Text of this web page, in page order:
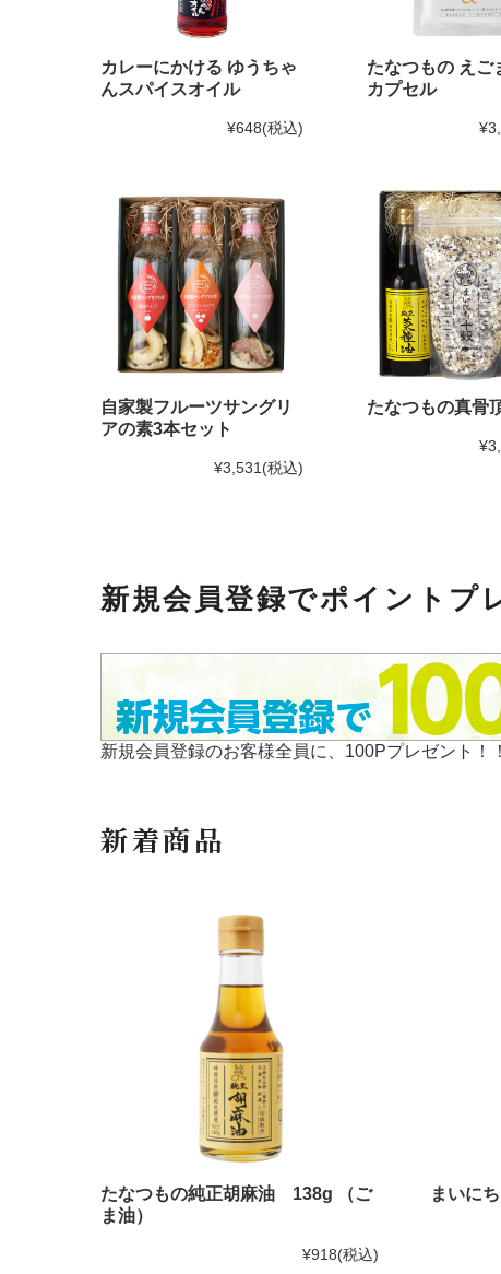
カレーにかける ゆうちゃ
んスパイスオイル
¥648(税込)
たなつもの えご
カプセル
自家製フルーツサングリ
アの素3本セット
¥3,531 (税込)
たなつもの真骨
新規会員登録でポイントプ
新規会員登録のお客様全員に、100Pプレゼント！！
新着商品
たなつもの純正胡麻油 138g （ご
ま油）
¥918(税込)
まいに